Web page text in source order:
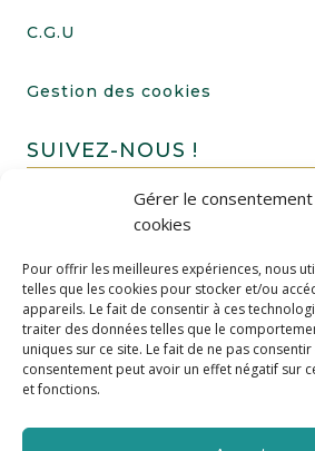
Gérer le
cookies
Pour offrir les meilleures expériences, nous
telles que les cookies pour stocker et/ou
appareils. Le fait de consentir à ces
traiter des données telles que le
uniques sur ce site. Le fait de ne pas
consentement peut avoir un effet négatif sur
et fonctions.
C.G.U
Gestion des cookies
SUIVEZ-NOUS !
FAIRE UN DON